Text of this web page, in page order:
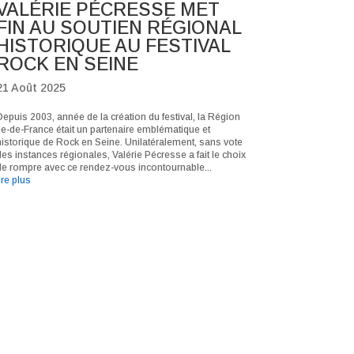
PÉCRESSE MET
AU SOUTIEN RÉGIONAL
AU FESTIVAL
EN SEINE
Août 2025
2003, année de la création du festival, la Région
de-France était un partenaire emblématique et
de Rock en Seine. Unilatéralement, sans vote
instances régionales, Valérie Pécresse a fait le choix
rompre avec ce rendez-vous incontournable...
plus